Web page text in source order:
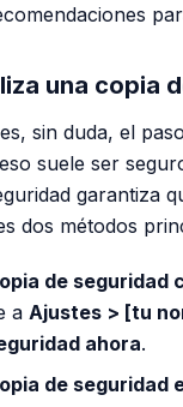
una copia
sin duda, el
suele ser
garantiza
dos métodos
de seguridad
a Ajustes > [tu
ahora.
de seguridad